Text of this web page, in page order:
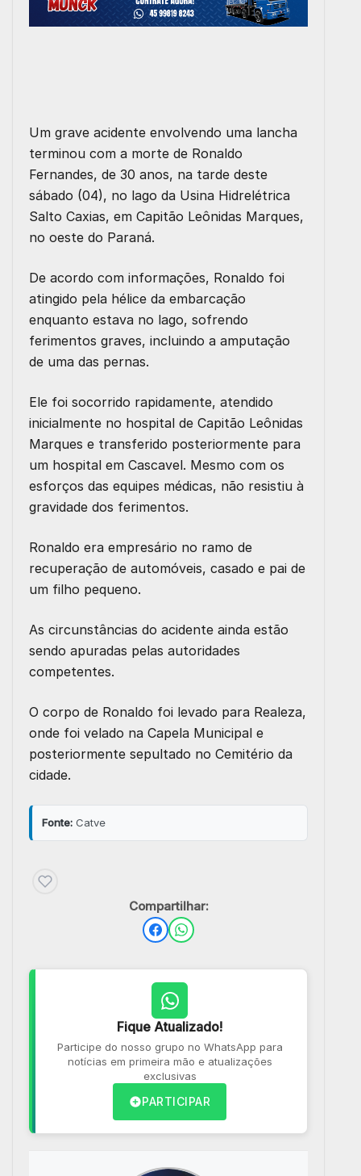
Um grave acidente envolvendo uma lancha
terminou com a morte de Ronaldo
Fernandes, de 30 anos, na tarde deste
sábado (04), no lago da Usina Hidrelétrica
Salto Caxias, em Capitão Leônidas Marques,
no oeste do Paraná.
De acordo com informações, Ronaldo foi
atingido pela hélice da embarcação
enquanto estava no lago, sofrendo
ferimentos graves, incluindo a amputação
de uma das pernas.
Ele foi socorrido rapidamente, atendido
inicialmente no hospital de Capitão Leônidas
Marques e transferido posteriormente para
um hospital em Cascavel. Mesmo com os
esforços das equipes médicas, não resistiu à
gravidade dos ferimentos.
Ronaldo era empresário no ramo de
recuperação de automóveis, casado e pai de
um filho pequeno.
As circunstâncias do acidente ainda estão
sendo apuradas pelas autoridades
competentes.
O corpo de Ronaldo foi levado para Realeza,
onde foi velado na Capela Municipal e
posteriormente sepultado no Cemitério da
cidade.
Fonte: Catve
Compartilhar:
Fique Atualizado!
Participe do nosso grupo no WhatsApp para
notícias em primeira mão e atualizações
exclusivas
PARTICIPAR